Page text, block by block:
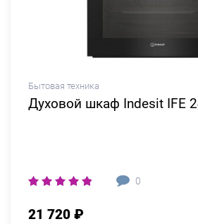
Бытовая техника
Духовой шкаф Indesit IFE
0
21 720 ₽